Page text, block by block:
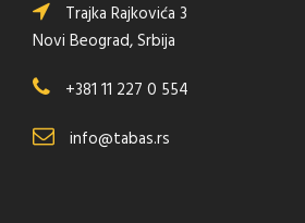
Trajka Rajkovića 3
Novi Beograd, Srbija
+381 11 227 0 554
info@tabas.rs